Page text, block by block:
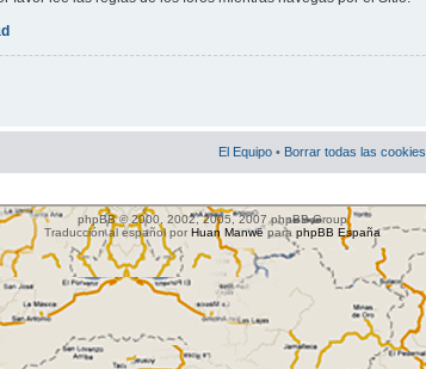
El Equipo • Borrar todas las
phpBB © 2000, 2002, 2005, 2007 phpBB Group
Traducción al español por Huan Manwëpara phpBB España